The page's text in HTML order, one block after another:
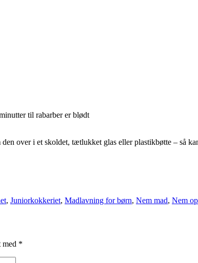
til rabarber er blødt
over i et skoldet, tætlukket glas eller plastikbøtte – så
, Juniorkokkeriet, Madlavning for børn, Nem mad, Nem
*